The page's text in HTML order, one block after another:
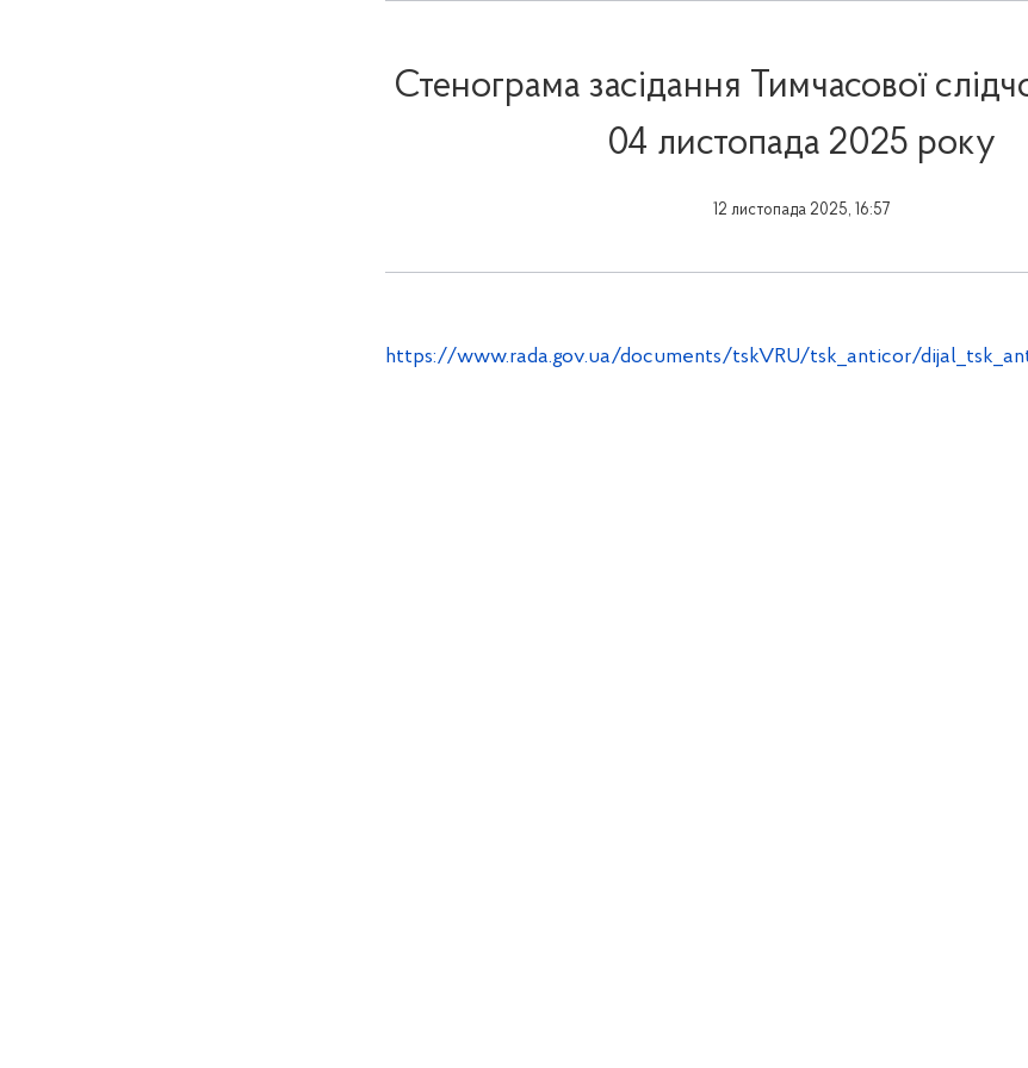
Стенограма засідання Тимчасової
04 листопада 2025 року
12 листопада 2025, 16:57
https://www.rada.gov.ua/documents/tskVRU/tsk_anticor/